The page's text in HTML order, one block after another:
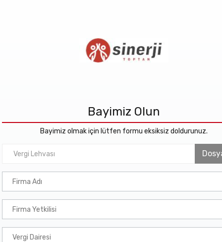
Bayimiz Olun
Bayimiz olmak için lütfen formu eksiksiz doldurunuz.